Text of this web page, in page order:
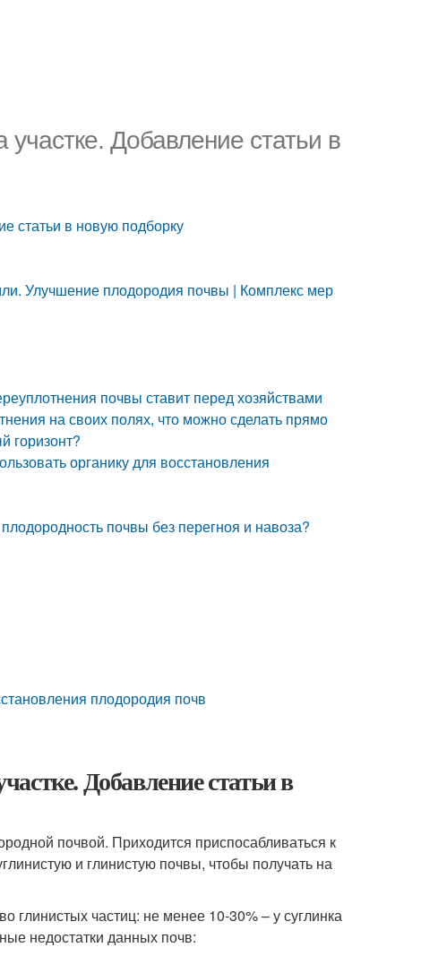
Добавление статьи в
статьи в новую подборку
Улучшение плодородия почвы | Комплекс мер
почвы ставит перед хозяйствами
на своих полях, что можно сделать прямо
горизонт?
органику для восстановления
почвы без перегноя и навоза?
плодородия почв
Добавление статьи в
почвой. Приходится приспосабливаться к
и глинистую почвы, чтобы получать на
глинистых частиц: не менее 10-30% – у суглинка
недостатки данных почв: